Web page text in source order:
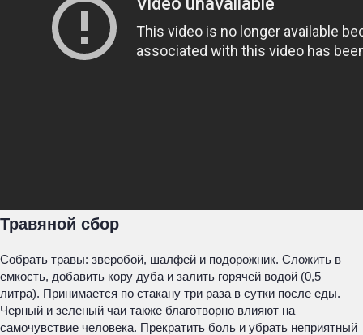
Травяной сбор
Собрать травы: зверобой, шалфей и подорожник. Сложить в
емкость, добавить кору дуба и залить горячей водой (0,5
литра). Принимается по стакану три раза в сутки после еды.
Черный и зеленый чаи также благотворно влияют на
самочувствие человека. Прекратить боль и убрать неприятный